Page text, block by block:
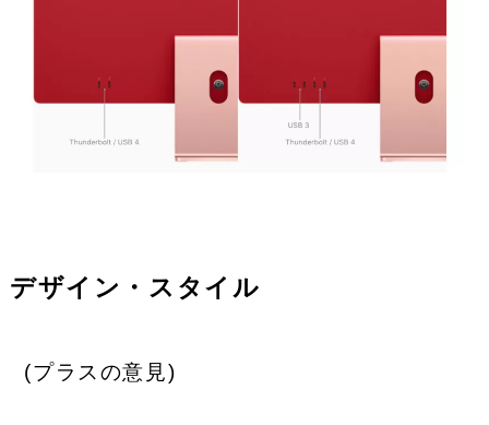
デザイン・スタイル
(プラスの意見)